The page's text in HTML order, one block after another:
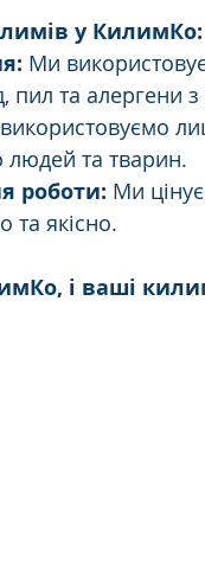
у КилимКо:
Ми
пил та алергени
та тварин.
роботи: Ми
та якісно.
і ваші